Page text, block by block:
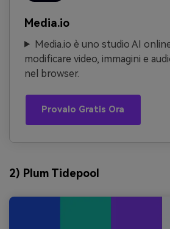
Media.io
Media.io è uno studio AI
modificare video, immagini e
nel browser.
Provalo Gratis Ora
2) Plum Tidepool